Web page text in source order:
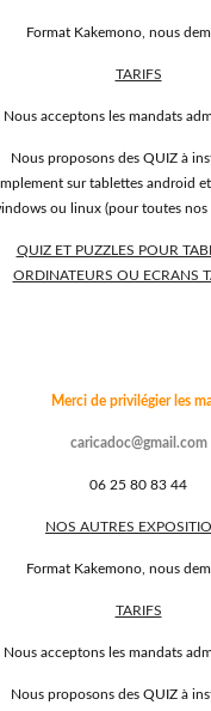
Format Kakemono, nous
TARIFS
Nous acceptons les mandats
Nous proposons des QUIZ à
sur tablettes android
ou linux (pour toutes nos
QUIZ ET PUZZLES POUR
ORDINATEURS OU ECRANS
Merci de privilégier les
caricadoc@gmail.com
06 25 80 83 44
NOS AUTRES
Format Kakemono, nous
TARIFS
Nous acceptons les mandats
Nous proposons des QUIZ à